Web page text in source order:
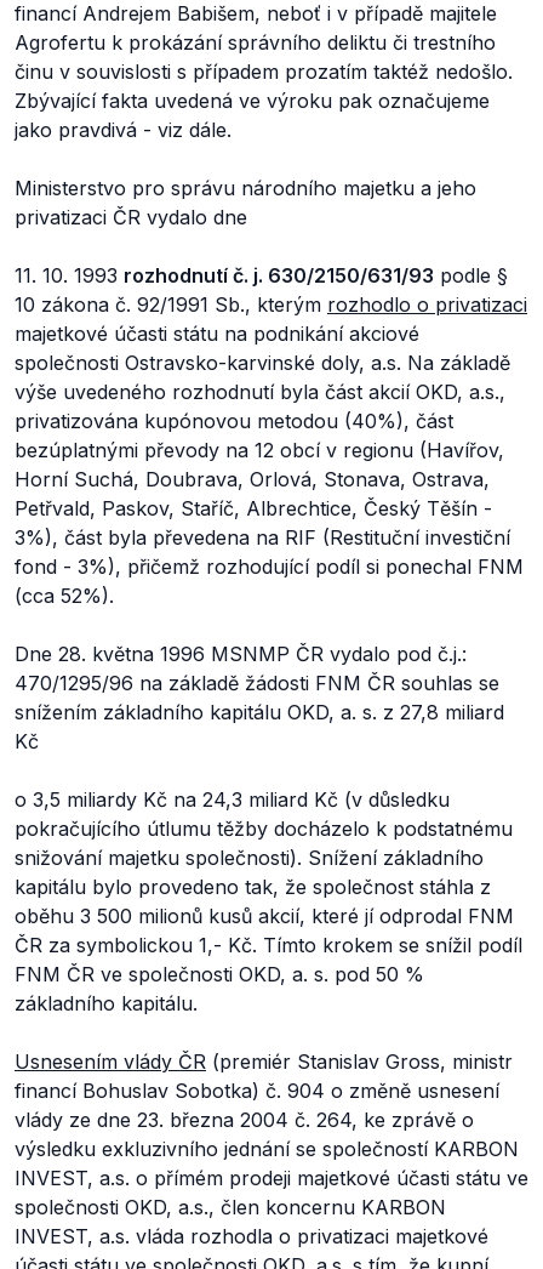
financí Andrejem Babišem, neboť i v případě majitele
Agrofertu k prokázání správního deliktu či trestního
činu v souvislosti s případem prozatím taktéž nedošlo.
Zbývající fakta uvedená ve výroku pak označujeme
jako pravdivá - viz dále.
Ministerstvo pro správu národního majetku a jeho
privatizaci ČR vydalo dne
11. 10. 1993 rozhodnutí č. j. 630/2150/631/93 podle §
10 zákona č. 92/1991 Sb., kterým rozhodlo o privatizaci
majetkové účasti státu na podnikání akciové
společnosti Ostravsko-karvinské doly, a.s. Na základě
výše uvedeného rozhodnutí byla část akcií OKD, a.s.,
privatizována kupónovou metodou (40%), část
bezúplatnými převody na 12 obcí v regionu (Havířov,
Horní Suchá, Doubrava, Orlová, Stonava, Ostrava,
Petřvald, Paskov, Staříč, Albrechtice, Český Těšín -
3%), část byla převedena na RIF (Restituční investiční
fond - 3%), přičemž rozhodující podíl si ponechal FNM
(cca 52%).
Dne 28. května 1996 MSNMP ČR vydalo pod č.j.:
470/1295/96 na základě žádosti FNM ČR souhlas se
snížením základního kapitálu OKD, a. s. z 27,8 miliard
Kč
o 3,5 miliardy Kč na 24,3 miliard Kč (v důsledku
pokračujícího útlumu těžby docházelo k podstatnému
snižování majetku společnosti). Snížení základního
kapitálu bylo provedeno tak, že společnost stáhla z
oběhu 3 500 milionů kusů akcií, které jí odprodal FNM
ČR za symbolickou 1,- Kč. Tímto krokem se snížil podíl
FNM ČR ve společnosti OKD, a. s. pod 50 %
základního kapitálu.
Usnesením vlády ČR (premiér Stanislav Gross, ministr
financí Bohuslav Sobotka) č. 904 o změně usnesení
vlády ze dne 23. března 2004 č. 264, ke zprávě o
výsledku exkluzivního jednání se společností KARBON
INVEST, a.s. o přímém prodeji majetkové účasti státu ve
společnosti OKD, a.s., člen koncernu KARBON
INVEST, a.s. vláda rozhodla o privatizaci majetkové